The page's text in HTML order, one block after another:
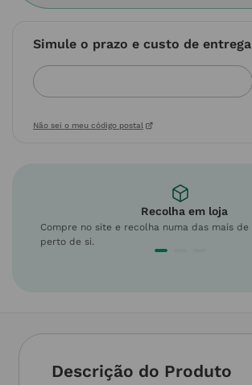
Simule o prazo e custo de entrega
Não sei o meu código postal
Recolha em loja
Compre no site e recolha numa das mais de
perto de si.
Descrição do Produto